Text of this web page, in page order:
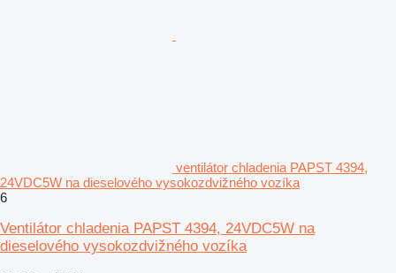
ventilátor chladenia PAPST 4394,
24VDC5W na dieselového vysokozdvižného vozíka
6
Ventilátor chladenia PAPST 4394, 24VDC5W na
dieselového vysokozdvižného vozíka